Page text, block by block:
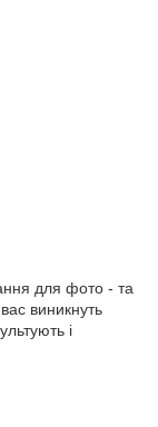
для фото - та
виникнуть
і